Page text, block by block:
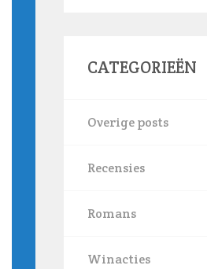
CATEGORIEËN
Overige posts
Recensies
Romans
Winacties